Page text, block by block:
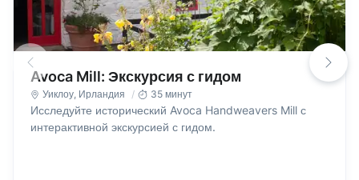
Avoca Mill: Экскурсия с гидом
Уиклоу, Ирландия 35 минут
Исследуйте исторический Avoca Handweavers Mill с
интерактивной экскурсией с гидом.